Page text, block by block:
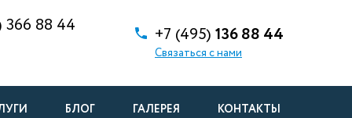
366 88 44 +7 (495) 136 88 44
Связаться с нами
БЛОГ ГАЛЕРЕЯ КОНТАКТЫ